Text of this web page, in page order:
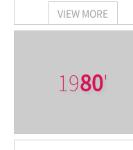
VIEW MORE
1980'